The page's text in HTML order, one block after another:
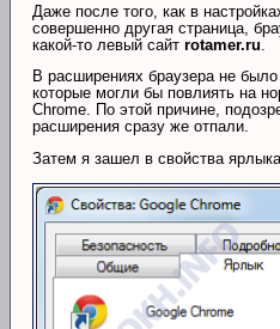
Даже после того, как в
совершенно другая страница,
какой-то левый сайт rotamer.ru
В расширениях браузера не
которые могли бы повлиять на
Chrome. По этой причине,
расширения сразу же отпали.
Затем я зашел в свойства